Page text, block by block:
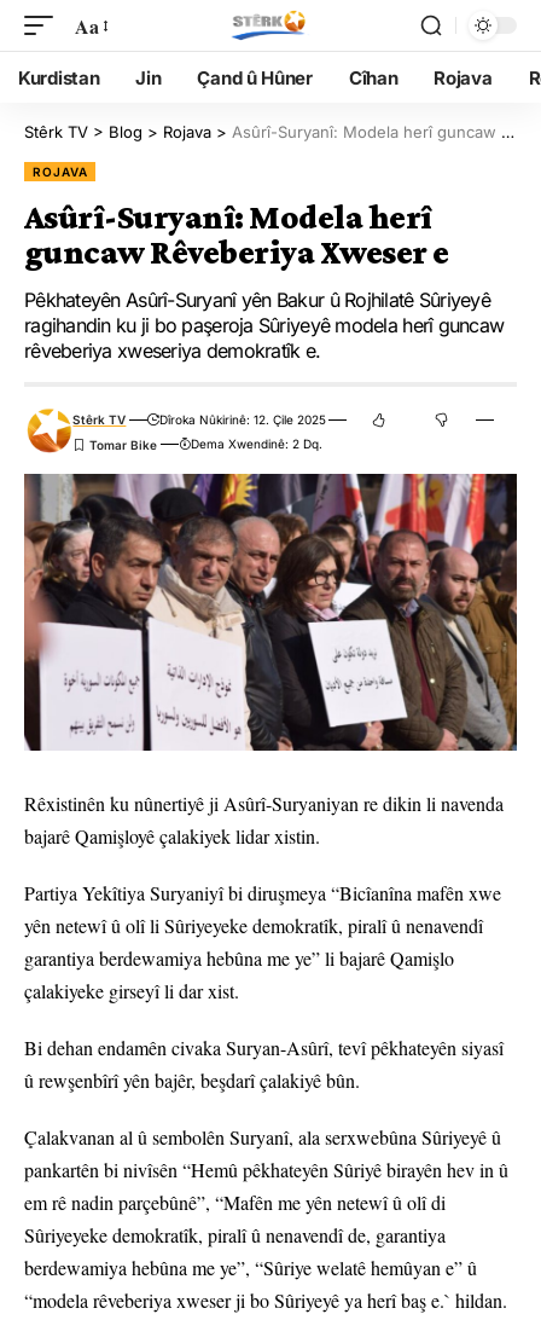
Aa
Kurdistan Jin Çand û Hûner Cîhan Rojava
Stêrk TV > Blog > Rojava > Asûrî-Suryanî: Modela herî guncaw Rêveberiya Xweser e
ROJAVA
Asûrî-Suryanî: Modela herî
guncaw Rêveberiya Xweser e
Pêkhateyên Asûrî-Suryanî yên Bakur û Rojhilatê Sûriyeyê
ragihandin ku ji bo paşeroja Sûriyeyê modela herî guncaw
rêveberiya xweseriya demokratîk e.
Stêrk TV
Dîroka Nûkirinê: 12. Çile 2025
Dema Xwendinê: 2 Dq.
Rêxistinên ku nûnertiyê ji Asûrî-Suryaniyan re dikin li navenda
bajarê Qamişloyê çalakiyek lidar xistin.
Partiya Yekîtiya Suryaniyî bi diruşmeya “Bicîanîna mafên xwe
yên netewî û olî li Sûriyeyeke demokratîk, piralî û nenavendî
garantiya berdewamiya hebûna me ye” li bajarê Qamişlo
çalakiyeke girseyî li dar xist.
Bi dehan endamên civaka Suryan-Asûrî, tevî pêkhateyên siyasî
û rewşenbîrî yên bajêr, beşdarî çalakiyê bûn.
Çalakvanan al û sembolên Suryanî, ala serxwebûna Sûriyeyê û
pankartên bi nivîsên “Hemû pêkhateyên Sûriyê birayên hev in û
em rê nadin parçebûnê”, “Mafên me yên netewî û olî di
Sûriyeyeke demokratîk, piralî û nenavendî de, garantiya
berdewamiya hebûna me ye”, “Sûriye welatê hemûyan e” û
“modela rêveberiya xweser ji bo Sûriyeyê ya herî baş e.` hildan.